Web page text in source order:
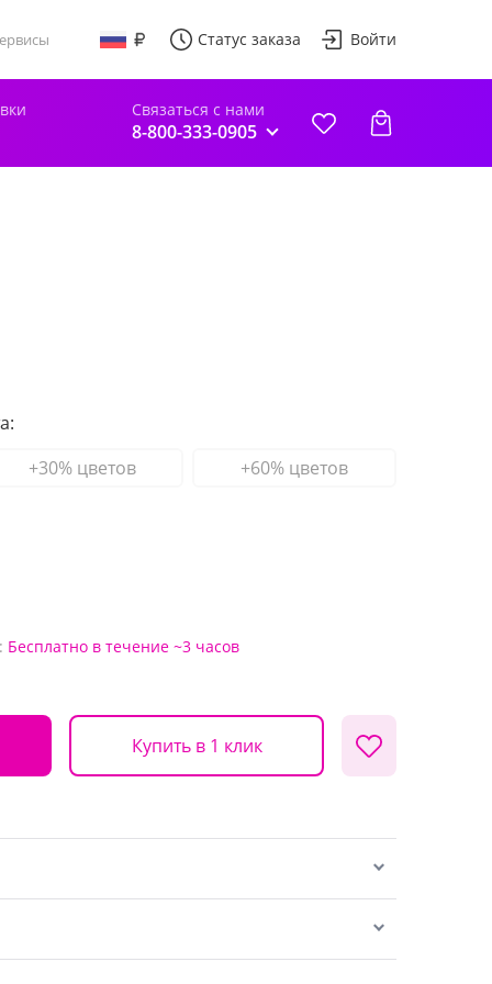
Статус заказа Войти
Связаться с нами
8-800-333-0905
+30% цветов
+60% цветов
Бесплатно в течение ~3 часов
Купить в 1 клик